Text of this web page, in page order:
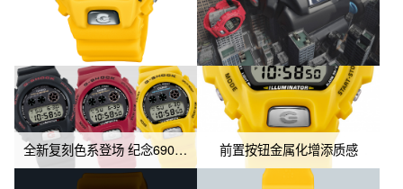
现出强大的存在感。背光从EL进化为LED，点亮时液晶屏上会浮现
出“SINCE1995”的字样，以纪念6900系列的首次亮相年份。
此外，表背刻有SHOCK RESIST标志，并特别排列了30个★标记
以纪念6900系列诞生30周年。包装设计致敬了DW-6900H的经典包
装，采用以“G”标志为主题的特殊设计，融入黑色、红色和黄色三种
颜色。主要树脂部件如表圈和表带则使用了有助于减少环境负担的
全新复刻色系登场 纪念6900系列30周年 前置按钮金属化增添质感